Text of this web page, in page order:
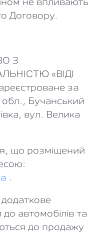
не впливають
Договору.
З
«ВІДІ
за
обл., Бучанський
вул. Велика
що розміщений
.
автомобілів та
до продажу